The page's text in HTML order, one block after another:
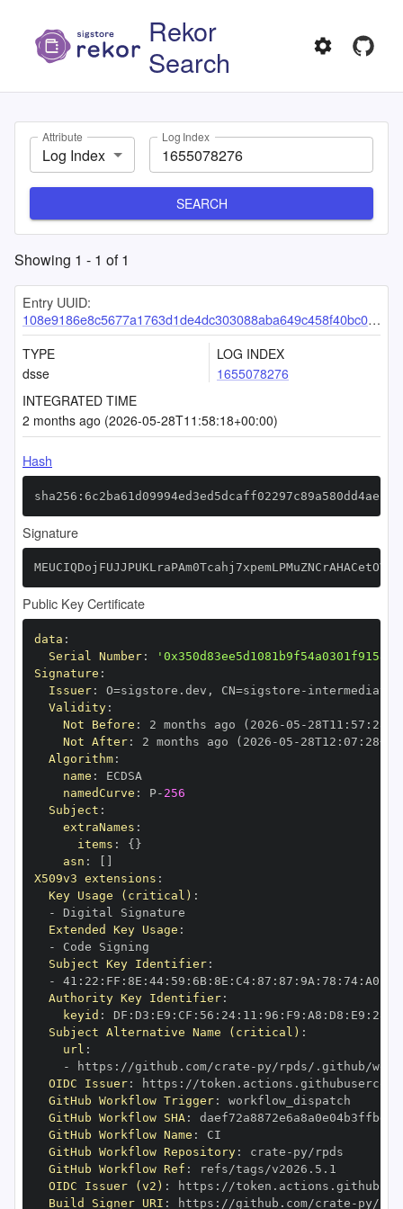
Rekor
Search
Attribute
Log Index
Log Index
SEARCH
Showing 1 - 1 of1
Entry UUID:
108e9186e8c5677a1763d1de4dc303088aba649c458f40bc0006c15f429c0590b2921cae958dc4fa
TYPE
dsse
LOG INDEX
1655078276
INTEGRATED TIME
2 months ago (2026-05-28T11:58:18+00:00)
Hash
Signature
Public Key Certificate
data :
Serial Number:
Signature :
Issuer: O=sigstore.dev , CN=sigstore -
Validity:
Not Before : 2 months ago (2026 -05 - 28T11 : 57 :
Not After: 2 months ago (2026 -05 - 28T12 : 07 : 28+00
Algorithm:
name :
namedCurve : P- 256
Subject :
extraNames :
items : { }
asn :
X509v3 extensions :
Key Usage (critical) :
-
Extended Key Usage :
-
Subject Key Identifier:
-
41 : 22 : FF : 8E : 44: 59 : 6B: 8E : C4: 87 : 87 : 9A : 78 : 74: A0
Authority Key Identifier:
keyid : DF : D3 : E9 : CF : 56 : 24: 11 : 96 : F9 : A8 : D8 : E9 : 28
Subject Alternative Name (critical) :
url :
-
https : //github.com/crate -
OIDC Issuer: https :
GitHub Workflow Trigger:
GitHub Workflow SHA:
GitHub Workflow Name :
GitHub Workflow Repository: crate -
GitHub Workflow Ref :
OIDC Issuer (v2) : https :
Build Signer URI : https : //github.com/crate -